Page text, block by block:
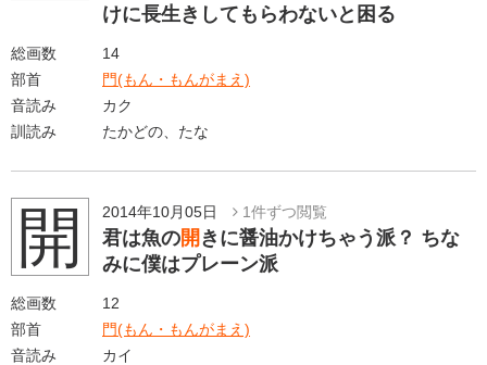
けに長生きしてもらわないと困る
総画数
14
部首
門(もん・もんがまえ)
音読み
カク
訓読み
たかどの、たな
開 2014年10月05日 1件ずつ閲覧
君は魚の開 きに醤油かけちゃう派？ ちな
みに僕はプレーン派
総画数
12
部首
門(もん・もんがまえ)
音読み
カイ